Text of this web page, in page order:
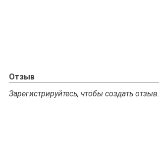
Отзыв
Зарегистрируйтесь, чтобы создать отзыв.